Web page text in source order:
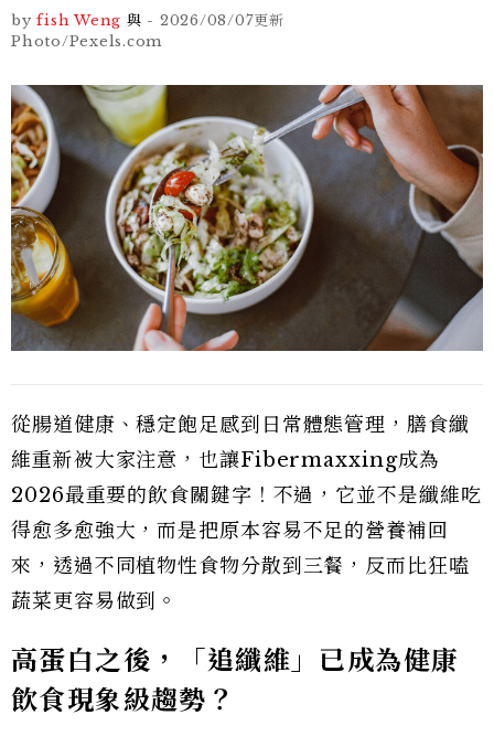
by fish Weng 與 - 2026/08/07更新
Photo/Pexels.com
從腸道健康、穩定飽足感到日常體態管理，膳食纖
維重新被大家注意，也讓Fibermaxxing成為
2026最重要的飲食關鍵字！不過，它並不是纖維吃
得愈多愈強大，而是把原本容易不足的營養補回
來，透過不同植物性食物分散到三餐，反而比狂嗑
蔬菜更容易做到。
高蛋白之後，「追纖維」已成為健康
飲食現象級趨勢？